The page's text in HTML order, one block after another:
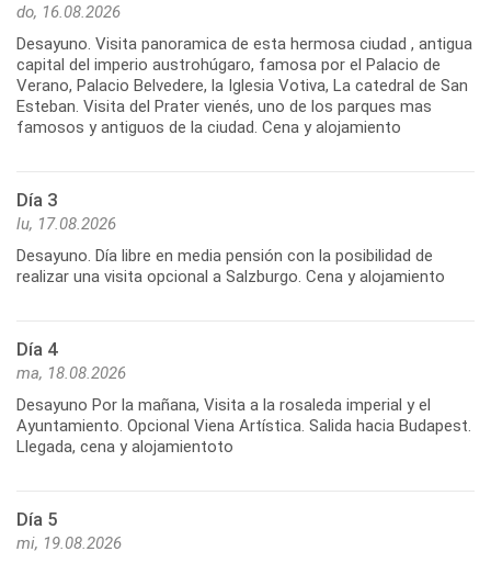
do, 16.08.2026
Desayuno. Visita panoramica de esta hermosa ciudad , antigua
capital del imperio austrohúgaro, famosa por el Palacio de
Verano, Palacio Belvedere, la Iglesia Votiva, La catedral de San
Esteban. Visita del Prater vienés, uno de los parques mas
famosos y antiguos de la ciudad. Cena y alojamiento
Día 3
lu, 17.08.2026
Desayuno. Día libre en media pensión con la posibilidad de
realizar una visita opcional a Salzburgo. Cena y alojamiento
Día 4
ma, 18.08.2026
Desayuno Por la mañana, Visita a la rosaleda imperial y el
Ayuntamiento. Opcional Viena Artística. Salida hacia Budapest.
Llegada, cena y alojamientoto
Día 5
mi, 19.08.2026